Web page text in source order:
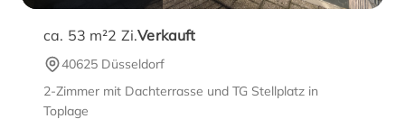
Verkauft
ca. 53 m²2 Zi.
40625 Düsseldorf
2-Zimmer mit Dachterrasse und TG Stellplatz in
Toplage